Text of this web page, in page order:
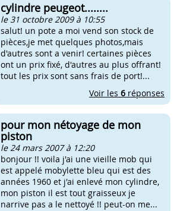
cylindre peugeot........
le 31 octobre 2009 à 10:55
salut! un pote a moi vend son stock de
pièces,je met quelques photos,mais
d'autres sont a venir! certaines pièces
ont un prix fixé, d'autres au plus offrant!
tout les prix sont sans frais de port!...
Voir les 6 réponses
pour mon nétoyage de mon
piston
le 24 mars 2007 à 12:20
bonjour !! voila j'ai une vieille mob qui
est appelé mobylette bleu qui est des
années 1960 et j'ai enlevé mon cylindre,
mon piston il est tout graisseux je
narrive pas a le nettoyé !! peut-on me...